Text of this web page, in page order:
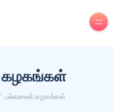
பல்கலைக் கழகங்கள்